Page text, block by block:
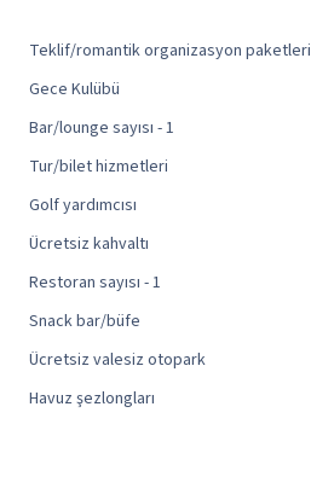
Teklif/romantik organizasyon paketleri
Gece Kulübü
Bar/lounge sayısı - 1
Tur/bilet hizmetleri
Golf yardımcısı
Ücretsiz kahvaltı
Restoran sayısı - 1
Snack bar/büfe
Ücretsiz valesiz otopark
Havuz şezlongları